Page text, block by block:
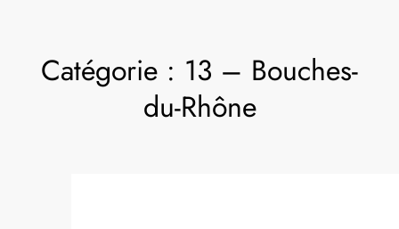
Catégorie : 13 – Bouches-
du-Rhône